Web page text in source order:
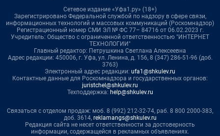
Сетевое издание «Уфа1.ру» (18+)
Зарегистрировано Федеральной службой по надзору в сфере связи,
информационных технологий и массовых коммуникаций (Роскомнадзор)
Регистрационный номер СМИ ЭЛ № ФС 77– 84716 от 06.02.2023 г.
Учредитель: Общество с ограниченной ответственностью "ИНТЕРНЕТ
ТЕХНОЛОГИИ"
Главный редактор: Петрушкина Светлана Алексеевна
Адрес редакции: 450006, г. Уфа, ул. Ленина, д. 156, 8 (347) 286-51-96 (доб.
3763)
Электронный адрес редакции: ufa1@shkulev.ru
Контактные данные для Роскомнадзора и государственных органов:
juristchel@shkulev.ru
Техподдержка: help@shkulev.ru
Связаться с отделом продаж: моб. 8 (992) 212-32-74, раб. 8 800 2000-383,
доб. 3614, reklamangs@shkulev.ru
Редакция сайта не несет ответственности за достоверность
информации, содержащейся в рекламных объявлениях.